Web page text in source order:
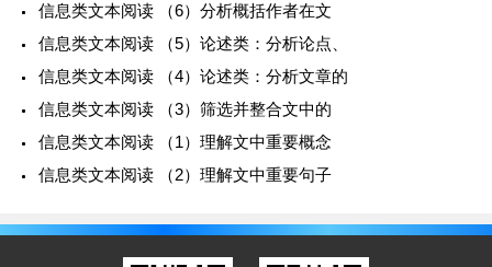
4.整合不准确、不全面,许多问题设置是对原文重
要信息的整合,而部分学生往往因为无法对筛选到的信
息进行完整、准确的整合归纳，而对原文信息造成误
解，无法将之与选项内容对应起来，造成误选。
【答题步骤】
第一步，分析题干。
信息类文本阅读 （6）分析概括作者在文
信息类文本阅读 （5）论述类：分析论点、
信息类文本阅读 （4）论述类：分析文章的
信息类文本阅读 （3）筛选并整合文中的
信息类文本阅读 （1）理解文中重要概念
信息类文本阅读 （2）理解文中重要句子